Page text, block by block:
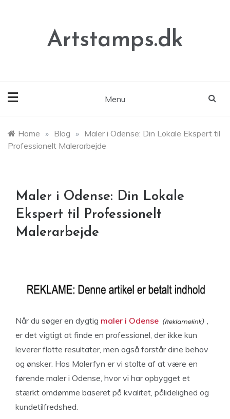
Artstamps.dk
Menu
Home » Blog » Maler i Odense: Din Lokale Ekspert til
Professionelt Malerarbejde
Maler i Odense: Din Lokale
Ekspert til Professionelt
Malerarbejde
Når du søger en dygtig maler i Odense
,
er det vigtigt at finde en professionel, der ikke kun
leverer flotte resultater, men også forstår dine behov
og ønsker. Hos Malerfyn er vi stolte af at være en
førende maler i Odense, hvor vi har opbygget et
stærkt omdømme baseret på kvalitet, pålidelighed og
kundetilfredshed.